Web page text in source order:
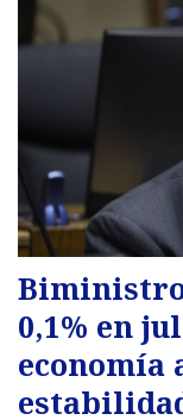
Biministro
0,1% en
economía